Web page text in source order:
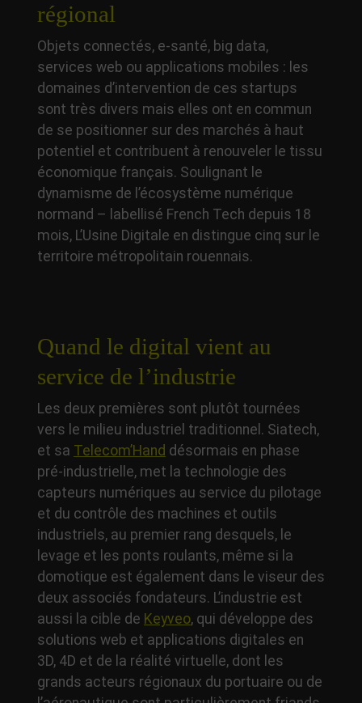
régional
Objets connectés, e-santé, big data,
services web ou applications mobiles : les
domaines d’intervention de ces startups
sont très divers mais elles ont en commun
de se positionner sur des marchés à haut
potentiel et contribuent à renouveler le tissu
économique français. Soulignant le
dynamisme de l’écosystème numérique
normand – labellisé French Tech depuis 18
mois, L’Usine Digitale en distingue cinq sur le
territoire métropolitain rouennais.
Quand le digital vient au
service de l’industrie
Les deux premières sont plutôt tournées
vers le milieu industriel traditionnel. Siatech,
et sa Telecom’Hand désormais en phase
pré-industrielle, met la technologie des
capteurs numériques au service du pilotage
et du contrôle des machines et outils
industriels, au premier rang desquels, le
levage et les ponts roulants, même si la
domotique est également dans le viseur des
deux associés fondateurs. L’industrie est
aussi la cible de Keyveo, qui développe des
solutions web et applications digitales en
3D, 4D et de la réalité virtuelle, dont les
grands acteurs régionaux du portuaire ou de